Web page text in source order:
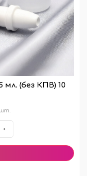
(без КПВ) 10
шт.
+